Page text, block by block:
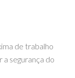
de trabalho
segurança do